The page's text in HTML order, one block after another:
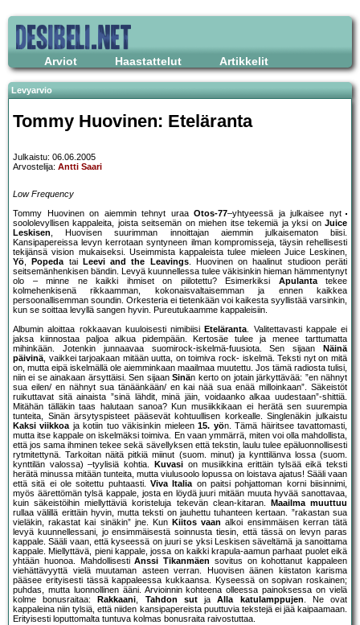
Arviot Haastattelut Artikkelit
Levyarvio
Tommy Huovinen: Eteläranta
Julkaistu: 06.06.2005
Arvostelija: Antti Saari
Low Frequency
Tommy Huovinen on aiemmin tehnyt uraaOtos-77–yhtyeessä ja julkaisee nyt
soololevyllisen kappaleita, joista seitsemän on miehen itse tekemiä ja yksi on Juice
Leskisen, Huovisen suurimman innoittajan aiemmin julkaisematon biisi.
Kansipapereissa levyn kerrotaan syntyneen ilman kompromisseja, täysin rehellisesti
tekijänsä vision mukaiseksi. Useimmista kappaleista tulee mieleen Juice Leskinen,
Yö, Popedatai Leevi and the Leavings. Huovinen on haalinut studioon peräti
seitsemänhenkisen bändin. Levyä kuunnellessa tulee väkisinkin hieman hämmentynyt
olo – minne ne kaikki ihmiset on piilotettu? Esimerkiksi Apulantatekee
kolmehenkisenä rikkaamman, kokonaisvaltaisemman ja ennen kaikkea
persoonallisemman soundin. Orkesteria ei tietenkään voi kaikesta syyllistää varsinkin,
kun se soittaa levyllä sangen hyvin. Pureutukaamme kappaleisiin.
Albumin aloittaa rokkaavan kuuloisesti nimibiisi Eteläranta. Valitettavasti kappale ei
jaksa kiinnostaa paljoa alkua pidempään. Kertosäe tulee ja menee tarttumatta
mihinkään. Jotenkin junnaavaa suomirock-iskelmä-fuusiota. Sen sijaan
Näinä
päivinä, vaikkei tarjoakaan mitään uutta, on toimiva rock- iskelmä. Teksti nyt on mitä
on, mutta eipä iskelmällä ole aiemminkaan maailmaa muutettu. Jos tämä radiosta tulisi,
niin ei se ainakaan ärsyttäisi. Sen sijaanSinän kerto on jotain järkyttävää: ”en nähnyt
sua eilen/ en nähnyt sua tänäänkään/ en kai nää sua enää milloinkaan”. Säkeistöt
ruikuttavat sitä ainaista ”sinä lähdit, minä jäin, voidaanko alkaa uudestaan”-shittiä.
Mitähän tälläkin taas halutaan sanoa? Kun musiikkikaan ei herätä sen suurempia
tunteita, Sinän ärsytyspisteet pääsevät kohtuullisen korkealle. Singlenäkin julkaistu
Kaksi viikkoaja kotiin tuo väkisinkin mieleen15. yön. Tämä häiritsee tavattomasti,
mutta itse kappale on iskelmäksi toimiva. En vaan ymmärrä, miten voi olla mahdollista,
että jos sama ihminen tekee sekä sävellyksen että tekstin, laulu tulee epäluonnollisesti
rytmitettynä. Tarkoitan näitä pitkiä miinut (suom. minut) ja kynttilänva lossa (suom.
kynttilän valossa) –tyylisiä kohtia.
Kuvasion musiikkina erittäin tylsää eikä teksti
herätä minussa mitään tunteita, mutta viulusoolo lopussa on loistava ajatus! Sääli vaan
että sitä ei ole soitettu puhtaasti. Viva Italiaon paitsi pohjattoman korni biisinnimi,
myös äärettömän tylsä kappale, josta en löydä juuri mitään muuta hyvää sanottavaa,
kuin säkeistöihin miellyttäviä koristeluja tekevän clean-kitaran.
Maailma muuttuu
rullaa välillä erittäin hyvin, mutta teksti on jauhettu tuhanteen kertaan. ”rakastan sua
vieläkin, rakastat kai sinäkin” jne. Kun Kiitos vaan alkoi ensimmäisen kerran tätä
levyä kuunnellessani, jo ensimmäisestä soinnusta tiesin, että tässä on levyn paras
kappale. Sääli vaan, että kyseessä on juuri se yksi Leskisen säveltämä ja sanoittama
kappale. Miellyttävä, pieni kappale, jossa on kaikki krapula-aamun parhaat puolet eikä
yhtään huonoa. MahdollisestiAnssi Tikanmäen sovitus on kohottanut kappaleen
viehättävyyttä vielä muutaman asteen verran. Huovisen äänen kiistaton karisma
pääsee erityisesti tässä kappaleessa kukkaansa. Kyseessä on sopivan roskainen;
puhdas, mutta luonnollinen ääni. Arvioinnin kohteena olleessa painoksessa on vielä
kolme bonusraitaa:
Rakkaani, Tahdon sutjaAlla katulamppujen. Ne ovat
kappaleina niin tylsiä, että niiden kansipapereista puuttuvia tekstejä ei jää kaipaamaan.
Erityisesti loputtomalta tuntuva kolmas bonusraita raivostuttaa.